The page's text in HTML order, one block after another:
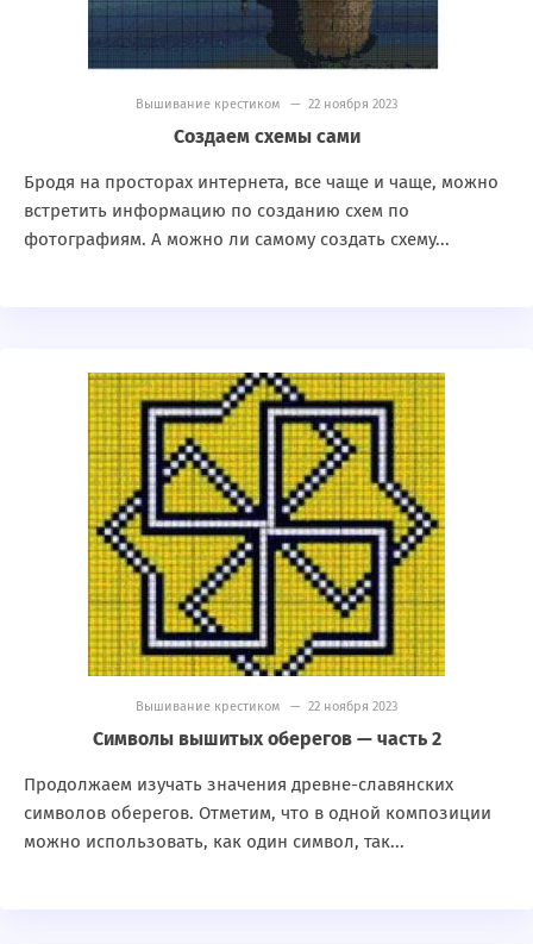
Вышивание крестиком — 22 ноября 2023
Создаем схемы сами
Бродя на просторах интернета, все чаще и чаще, можно
встретить информацию по созданию схем по
фотографиям. А можно ли самому создать схему...
Вышивание крестиком — 22 ноября 2023
Символы вышитых оберегов — часть 2
Продолжаем изучать значения древне-славянских
символов оберегов. Отметим, что в одной композиции
можно использовать, как один символ, так...